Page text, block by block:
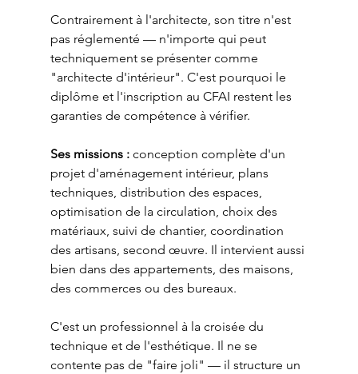
Contrairement à l'architecte, son titre n'est
pas réglementé — n'importe qui peut
techniquement se présenter comme
"architecte d'intérieur". C'est pourquoi le
diplôme et l'inscription au CFAI restent les
garanties de compétence à vérifier.
Ses missions : conception complète d'un
projet d'aménagement intérieur, plans
techniques, distribution des espaces,
optimisation de la circulation, choix des
matériaux, suivi de chantier, coordination
des artisans, second œuvre. Il intervient aussi
bien dans des appartements, des maisons,
des commerces ou des bureaux.
C'est un professionnel à la croisée du
technique et de l'esthétique. Il ne se
contente pas de "faire joli" — il structure un